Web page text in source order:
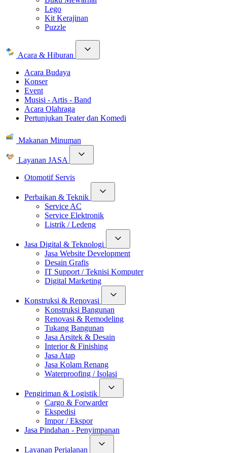
Lego
Kit Kerajinan
Puzzle
Acara & Hiburan
Acara Budaya
Konser
Event
Musisi - Artis - Band
Acara Olahraga
Pertunjukan Teater dan Komedi
Makanan Minuman
Layanan JASA
Otomotif Servis
Perbaikan & Teknik
Service AC
Service Elektronik
Listrik / Ledeng
Jasa Digital & Teknologi
Jasa Website Development
Desain Grafis
IT Support / Teknisi Komputer
Digital Marketing
Konstruksi & Renovasi
Konstruksi Bangunan
Renovasi & Remodeling
Tukang Bangunan
Jasa Arsitek & Desain
Interior & Finishing
Jasa Atap
Jasa Kolam Renang
Waterproofing / Isolasi
Pengiriman & Logistik
Cargo & Forwarder
Ekspedisi
Impor / Ekspor
Jasa Pindahan - Penyimpanan
Layanan Perjalanan